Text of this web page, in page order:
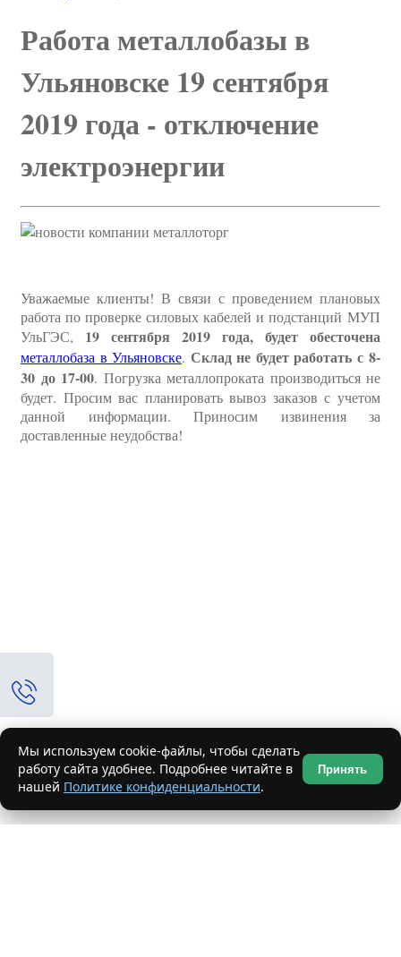
Мы используем cookie-файлы, чтобы сделать
работу сайта удобнее. Подробнее читайте в
нашей Политике конфиденциальности.
Принять
Работа металлобазы в
Ульяновске 19 сентября
2019 года - отключение
электроэнергии
Уважаемые клиенты! В связи с проведением плановых
работа по проверке силовых кабелей и подстанций МУП
УльГЭС, 19 сентября 2019 года, будет обесточена
металлобаза в Ульяновске. Склад не будет работать с 8-
30 до 17-00. Погрузка металлопроката производиться не
будет. Просим вас планировать вывоз заказов с учетом
данной информации. Приносим извинения за
доставленные неудобства!